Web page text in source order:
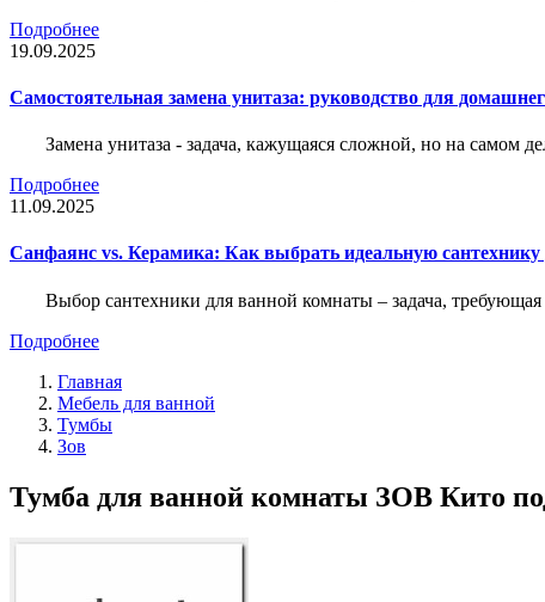
Подробнее
19.09.2025
Самостоятельная замена унитаза: руководство для
Замена унитаза - задача, кажущаяся сложной, но на
Подробнее
11.09.2025
Санфаянс vs. Керамика: Как выбрать идеальную
Выбор сантехники для ванной комнаты – задача,
Подробнее
Главная
Мебель для ванной
Тумбы
Зов
Тумба для ванной комнаты ЗОВ Кито